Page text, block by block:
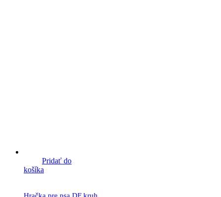
Pridať do
košíka